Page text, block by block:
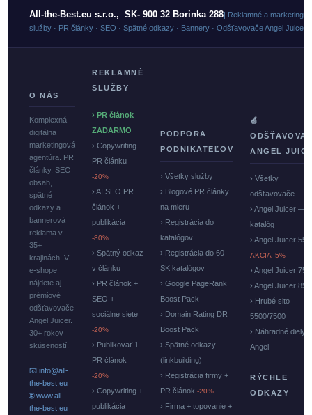
All-the-Best.eu s.r.o., SK- 900 32 Borinka 288 | Reklamné a
služby · PR články · SEO · Spätné odkazy · Bannery · Odšťavovače Angel Juicer
O NÁS
Komplexná
digitálna
marketingová
agentúra. PR
články, SEO
obsah,
spätné
odkazy a
bannerová
reklama v
35+
krajinách. V
e-shope
nájdete aj
prémiové
odšťavovače
Angel Juicer.
30+ rokov
skúseností.
📧 info@all-
the-best.eu
🌐 www.all-
the-best.eu
REKLAMNÉ
SLUŽBY
› PR článok
ZADARMO
› Copywriting
PR článku
-20%
› AI SEO PR
článok +
publikácia
-80%
› Spätný odkaz
v článku
› PR článok +
SEO +
sociálne siete
-20%
› Publikovať 1
PR článok
-20%
› Copywriting +
publikácia
PODPORA
PODNIKATEĽOV
› Všetky služby
› Blogové PR články
na mieru
› Registrácia do
katalógov
› Registrácia do 60
SK katalógov
› Google PageRank
Boost Pack
› Domain Rating DR
Boost Pack
› Spätné odkazy
(linkbuilding)
› Registrácia firmy +
PR článok -20%
› Firma + topovanie +
🍏
ANGEL
› Všetky
odšťavovače
› Angel Juicer —
katalóg
› Angel Juicer
AKCIA -5%
› Angel Juicer
› Angel Juicer
› Hrubé sito
5500/7500
› Náhradné diely
Angel
RÝCHLE
ODKAZY